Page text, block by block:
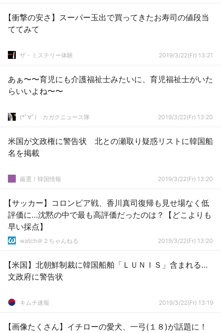
【衝撃の安さ】スーパー玉出で買ってきたお寿司の値段当
ててみて
ザ・ミステリー体験 2019/3/22(Fr) 13:21
あぁ〜〜育児にも介護福祉士みたいに、育児福祉士がいた
らいいよね〜〜
(*ﾟ∀ﾟ)ゞカガクニュース隊 2019/3/22(Fr) 13:20
米国が文政権に警告状 北との瀬取り疑惑リストに韓国船
名を掲載
厳選！韓国情報 2019/3/22(Fr) 13:20
【サッカー】コロンビア戦、香川真司復帰も見せ場なく低
評価に…沈黙の中で最も高評価だったのは？【どこよりも
早い採点】
watch＠２ちゃんねる 2019/3/22(Fr) 13:20
【米国】北朝鮮制裁に韓国船舶「ＬＵＮＩＳ」含まれる…
文政府に警告状
キムチ速報 2019/3/22(Fr) 13:19
【画像たくさん】イチローの愛犬、一弓(１８)が話題に！